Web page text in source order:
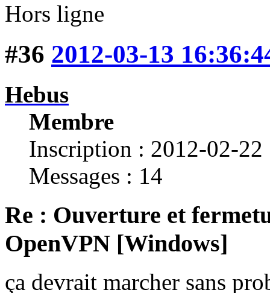
Hors ligne
#36 2012-03-13
Hebus
Membre
Inscription : 2012-02-22
Messages : 14
Re : Ouverture et
OpenVPN [Windows]
ça devrait marcher sans